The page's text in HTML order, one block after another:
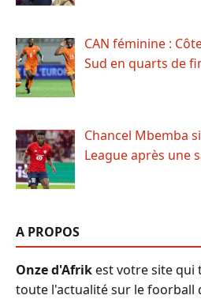
CAN féminine :
Sud en quarts de
Chancel Mbemba
League après une
A PROPOS
Onze d'Afrikest votre site qui
toute l'actualité sur le foorball